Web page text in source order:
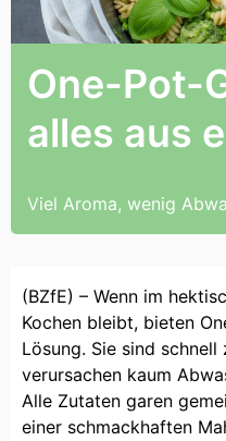
One-Pot-
alles aus
Viel Aroma, wenig
(BZfE) – Wenn im
Kochen bleibt, bieten
Lösung. Sie sind
verursachen kaum
Alle Zutaten garen
einer schmackhaften